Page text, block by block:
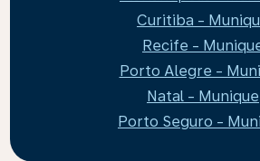
Curitiba -
Recife -
Porto Alegre -
Natal - Munique
Porto Seguro -